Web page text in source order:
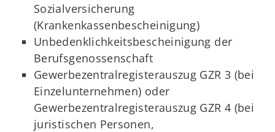
Sozialversicherung
(Krankenkassenbescheinigung)
Unbedenklichkeitsbescheinigung der
Berufsgenossenschaft
Gewerbezentralregisterauszug GZR 3 (bei
Einzelunternehmen) oder
Gewerbezentralregisterauszug GZR 4 (bei
juristischen Personen,